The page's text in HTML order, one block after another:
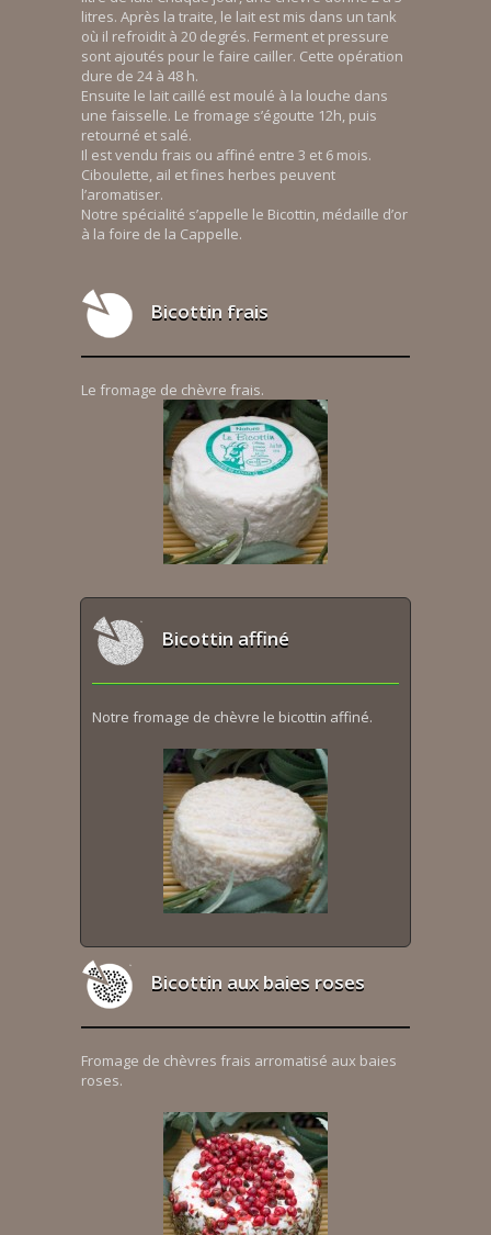
litres. Après la traite, le lait est mis dans un tank
où il refroidit à 20 degrés. Ferment et pressure
sont ajoutés pour le faire cailler. Cette opération
dure de 24 à 48 h.
Ensuite le lait caillé est moulé à la louche dans
une faisselle. Le fromage s’égoutte 12h, puis
retourné et salé.
Il est vendu frais ou affiné entre 3 et 6 mois.
Ciboulette, ail et fines herbes peuvent
l’aromatiser.
Notre spécialité s’appelle le Bicottin, médaille d’or
à la foire de la Cappelle.
Bicottin frais
Le fromage de chèvre frais.
Bicottin affiné
Notre fromage de chèvre le bicottin affiné.
Bicottin aux baies roses
Fromage de chèvres frais arromatisé aux baies
roses.